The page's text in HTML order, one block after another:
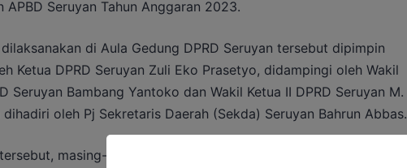
APBD Seruyan Tahun Anggaran 2023.
di Aula Gedung DPRD Seruyan tersebut dipimpin
Ketua DPRD Seruyan Zuli Eko Prasetyo, didampingi oleh Wakil
Seruyan Bambang Yantoko dan Wakil Ketua II DPRD Seruyan M.
oleh Pj Sekretaris Daerah (Sekda) Seruyan Bahrun Abbas.
masing-masing fraksi DPRD Seruyan menyampaikan